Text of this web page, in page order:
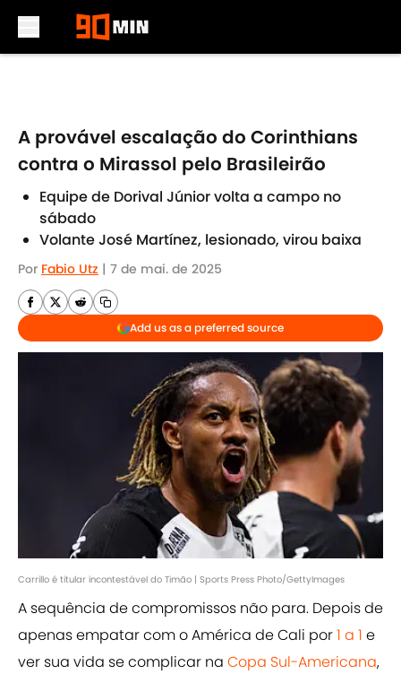
A provável escalação do Corinthians
contra o Mirassol pelo Brasileirão
Equipe de Dorival Júnior volta a campo no
sábado
Volante José Martínez, lesionado, virou baixa
Por Fabio Utz | 7 de mai. de 2025
Add us as a preferred source
Carrillo é titular incontestável do Timão | Sports Press Photo/GettyImages
A sequência de compromissos não para. Depois de
apenas empatar com o América de Cali por1 a 1 e
ver sua vida se complicar na Copa Sul-Americana,